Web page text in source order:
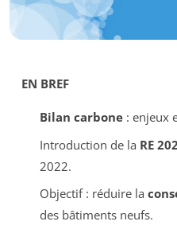
EN BREF
Bilan carbone: enjeux
Introduction de la RE
2022.
Objectif : réduire la
des bâtiments neufs.